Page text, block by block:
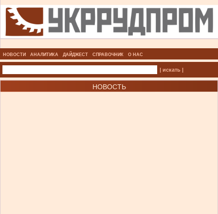
НОВОСТИ АНАЛИТИКА ДАЙДЖЕСТ СПРАВОЧНИК О НАС
| искать |
НОВОСТЬ